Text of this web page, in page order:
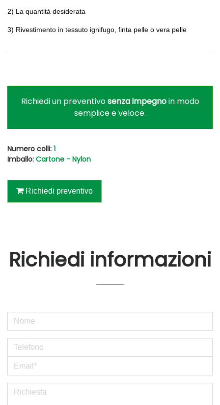
2) La quantità desiderata
3) Rivestimento in tessuto ignifugo, finta pelle o vera pelle
Richiedi un preventivosenza impegnoin modo
semplice e veloce.
Numero colli: 1
Imballo: Cartone - Nylon
Richiedi preventivo
Richiedi informazioni